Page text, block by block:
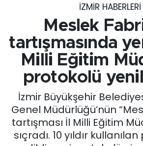
İZMIR HABERLERI
Meslek
tartışmasında
Milli Eğitim
protokolü
İzmir Büyükşehir
Genel Müdürlüğü’nün
tartışması İl Milli Eğitim
sıçradı. 10 yıldır
EGE
EĞİTİM
EKONOMİ
English News
GÜNCEL
Trafik Durumu
Süper Lig Puan Durumu
Tüm Manşetler
Son Dakika Haberleri
Haber Arşivi